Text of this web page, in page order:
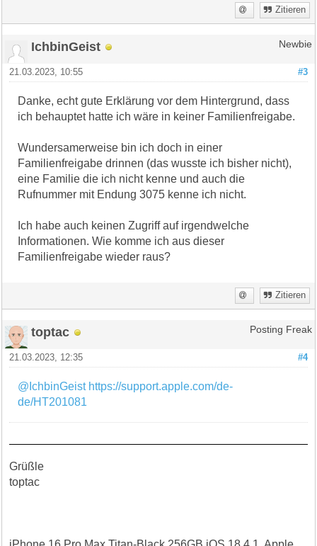
Zitieren
IchbinGeist Newbie
#3
21.03.2023, 10:55
Danke, echt gute Erklärung vor dem Hintergrund, dass
ich behauptet hatte ich wäre in keiner Familienfreigabe.
Wundersamerweise bin ich doch in einer
Familienfreigabe drinnen (das wusste ich bisher nicht),
eine Familie die ich nicht kenne und auch die
Rufnummer mit Endung 3075 kenne ich nicht.
Ich habe auch keinen Zugriff auf irgendwelche
Informationen. Wie komme ich aus dieser
Familienfreigabe wieder raus?
Zitieren
toptac Posting Freak
#4
21.03.2023, 12:35
@IchbinGeist https://support.apple.com/de-
de/HT201081
Grüßle
toptac